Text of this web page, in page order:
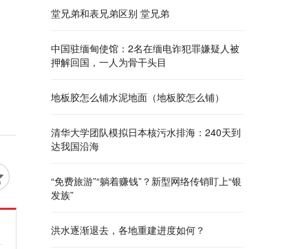
堂兄弟和表兄弟区别 堂兄弟
中国驻缅甸使馆：2名在缅电诈犯罪嫌疑人被
押解回国，一人为骨干头目
地板胶怎么铺水泥地面（地板胶怎么铺）
清华大学团队模拟日本核污水排海：240天到
达我国沿海
“免费旅游”“躺着赚钱”？新型网络传销盯上“银
发族”
洪水逐渐退去，各地重建进度如何？